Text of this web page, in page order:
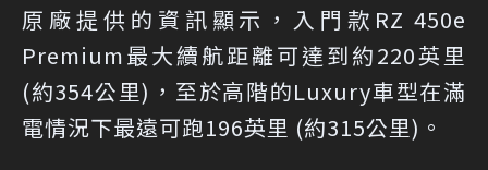
原廠提供的資訊顯示，入門款RZ 450e
Premium最大續航距離可達到約220英里
(約354公里)，至於高階的Luxury車型在滿
電情況下最遠可跑196英里 (約315公里)。